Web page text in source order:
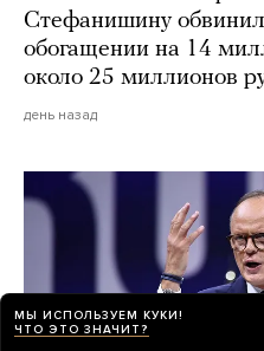
Стефанишину
обогащении на 14
около 25 миллионов
день назад
МЫ ИСПОЛЬЗУЕМ КУКИ!
ЧТО ЭТО ЗНАЧИТ?